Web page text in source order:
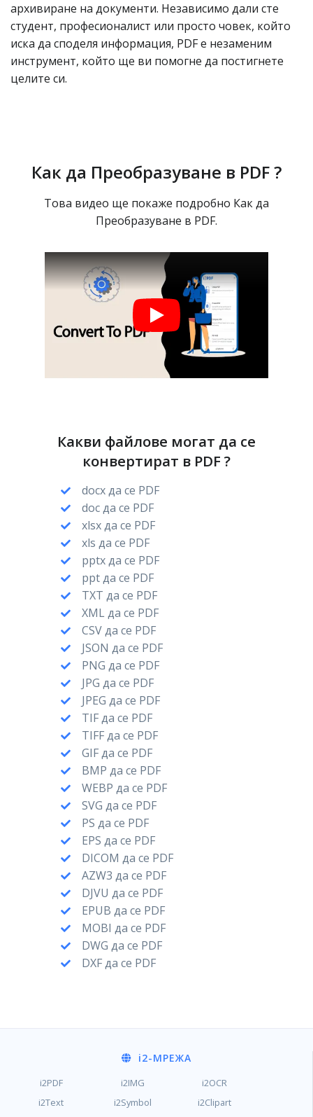
архивиране на документи. Независимо дали сте
студент, професионалист или просто човек, който
иска да споделя информация, PDF е незаменим
инструмент, който ще ви помогне да постигнете
целите си.
Как да Преобразуване в PDF ?
Това видео ще покаже подробно Как да
Преобразуване в PDF.
Какви файлове могат да се
конвертират в PDF ?
docx да се PDF
doc да се PDF
xlsx да се PDF
xls да се PDF
pptx да се PDF
ppt да се PDF
TXT да се PDF
XML да се PDF
CSV да се PDF
JSON да се PDF
PNG да се PDF
JPG да се PDF
JPEG да се PDF
TIF да се PDF
TIFF да се PDF
GIF да се PDF
BMP да се PDF
WEBP да се PDF
SVG да се PDF
PS да се PDF
EPS да се PDF
DICOM да се PDF
AZW3 да се PDF
DJVU да се PDF
EPUB да се PDF
MOBI да се PDF
DWG да се PDF
DXF да се PDF
i2-МРЕЖА
i2PDF i2IMG
i2OCR
i2Text
i2Symbol
i2Clipart